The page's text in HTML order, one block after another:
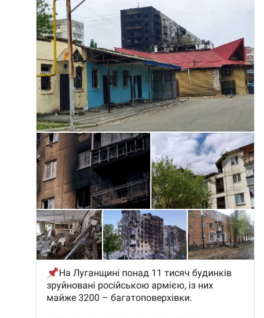
SUSȚINE